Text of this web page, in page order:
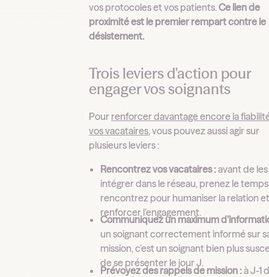
vos protocoles et vos patients.Ce lien de
proximité est le premier rempart contre le
désistement.
Trois leviers d'action pour
engager vos soignants
Pour renforcer davantage encore la
vos vacataires, vous pouvez aussi agir sur
plusieurs leviers :
Rencontrez vos vacataires :avant de les
intégrer dans le réseau, prenez le
rencontrez pour humaniser la relation
renforcer l’engagement.
Communiquez un maximum
un soignant correctement informé sur
mission, c’est un soignant bien plus
de se présenter le jour J.
Prévoyez des rappels de mission :à J-1